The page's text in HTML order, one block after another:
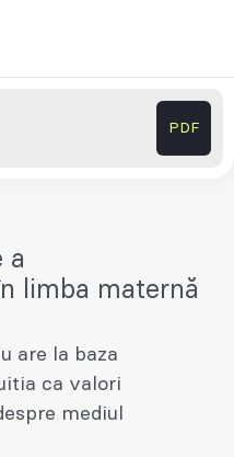
PDF
a
limba maternă
are la baza
ca valori
mediul